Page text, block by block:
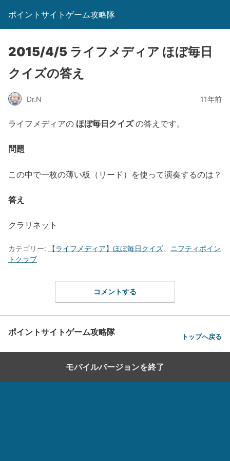
ポイントサイトゲーム攻略隊
2015/4/5 ライフメディア ほぼ毎日
クイズの答え
Dr.N 11年前
ライフメディアの ほぼ毎日クイズの答えです。
問題
この中で一枚の薄い板（リード）を使って演奏するのは？
答え
クラリネット
カテゴリー: 【ライフメディア】ほぼ毎日クイズ
ニフティポイン
トクラブ
コメントする
ポイントサイトゲーム攻略隊 トップへ戻る
モバイルバージョンを終了